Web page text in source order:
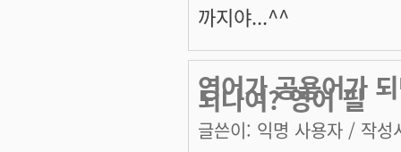
까지야...^^
영어가 공용어가
되나여? 영어 필
글쓴이: 익명 사용자 / 작성